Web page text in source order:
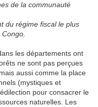
de la communauté
du régime fiscal le plus
les départements ont
ne sont pas perçues
aussi comme la place
(mystiques et
pour consacrer le
naturelles. Les